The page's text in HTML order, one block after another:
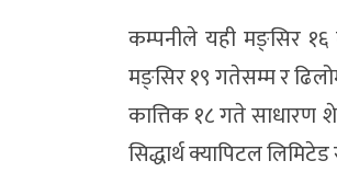
कम्पनीले यही मङ्सिर १६
मङ्सिर १९ गतेसम्म र
कात्तिक १८ गते साधारण
सिद्धार्थ क्यापिटल